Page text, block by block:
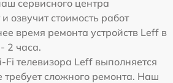
сервисного центра
озвучит стоимость работ
время ремонта устройств Leff в
2 часа.
телевизора Leff выполняется
требует сложного ремонта. Наш